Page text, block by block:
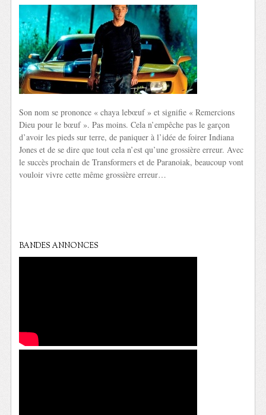
Son nom se prononce « chaya lebœuf » et signifie « Remercions
Dieu pour le bœuf ». Pas moins. Cela n’empêche pas le garçon
d’avoir les pieds sur terre, de paniquer à l’idée de foirer Indiana
Jones et de se dire que tout cela n’est qu’une grossière erreur. Avec
le succès prochain de Transformers et de Paranoiak, beaucoup vont
vouloir vivre cette même grossière erreur…
BANDES ANNONCES